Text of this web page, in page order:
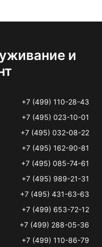
и
+7 (499) 110-28-43
+7 (495) 023-10-01
+7 (495) 032-08-22
+7 (495) 162-90-81
+7 (495) 085-74-61
+7 (495) 989-21-31
+7 (495) 431-63-63
+7 (499) 653-72-12
+7 (499) 288-05-36
+7 (499) 110-86-79